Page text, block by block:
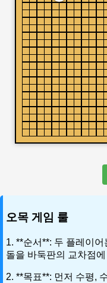
오목 게임 룰
1. **순서**: 두 플레이
돌을 바둑판의 교차점
2. **목표**: 먼저 수평,